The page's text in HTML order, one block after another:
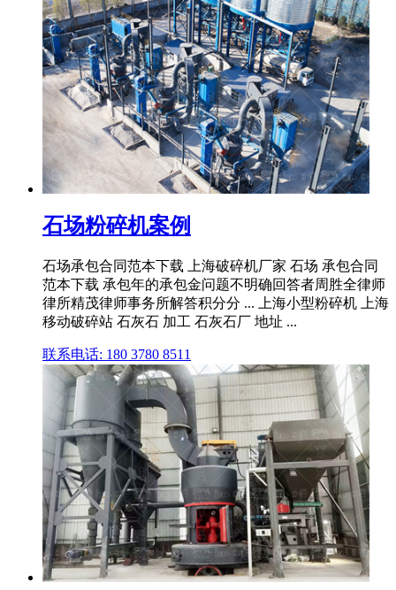
石场粉碎机案例
石场承包合同范本下载 上海破碎机厂家 石场 承包合同
范本下载 承包年的承包金问题不明确回答者周胜全律师
律所精茂律师事务所解答积分分 ... 上海小型粉碎机 上海
移动破碎站 石灰石 加工 石灰石厂 地址 ...
联系电话: 180 3780 8511